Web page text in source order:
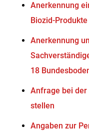
Anerkennung
Biozid-
Anerkennung
18
Anfrage bei
stellen
Angaben zur